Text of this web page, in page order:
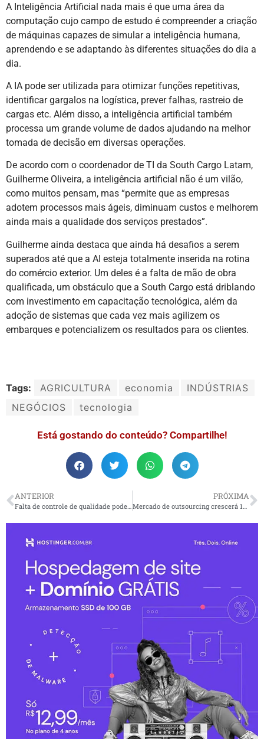
A Inteligência Artificial nada mais é que uma área da
computação cujo campo de estudo é compreender a criação
de máquinas capazes de simular a inteligência humana,
aprendendo e se adaptando às diferentes situações do dia a
dia.
A IA pode ser utilizada para otimizar funções repetitivas,
identificar gargalos na logística, prever falhas, rastreio de
cargas etc. Além disso, a inteligência artificial também
processa um grande volume de dados ajudando na melhor
tomada de decisão em diversas operações.
De acordo com o coordenador de TI da South Cargo Latam,
Guilherme Oliveira, a inteligência artificial não é um vilão,
como muitos pensam, mas “permite que as empresas
adotem processos mais ágeis, diminuam custos e melhorem
ainda mais a qualidade dos serviços prestados”.
Guilherme ainda destaca que ainda há desafios a serem
superados até que a AI esteja totalmente inserida na rotina
do comércio exterior. Um deles é a falta de mão de obra
qualificada, um obstáculo que a South Cargo está driblando
com investimento em capacitação tecnológica, além da
adoção de sistemas que cada vez mais agilizem os
embarques e potencializem os resultados para os clientes.
Tags: AGRICULTURA economia
INDÚSTRIAS
NEGÓCIOS
tecnologia
Está gostando do conteúdo? Compartilhe!
ANTERIOR
Falta de controle de qualidade pode fechar indústrias alimentícias
PRÓXIMA
Mercado de outsourcing crescerá 14% até 2024